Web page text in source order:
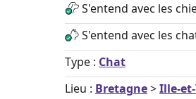
S'entend avec les
S'entend avec les
Type : Chat
Lieu : Bretagne>Ille-